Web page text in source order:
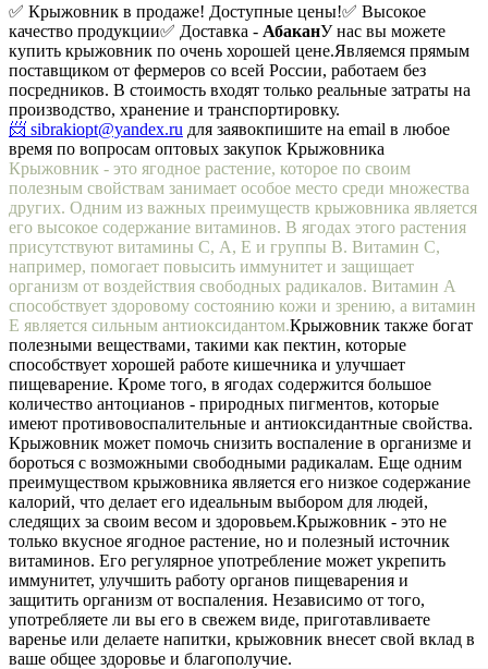
✅ Крыжовник в продаже! Доступные цены!✅ Высокое
качество продукции✅ Доставка - АбаканУ нас вы можете
купить крыжовник по очень хорошей цене.Являемся прямым
поставщиком от фермеров со всей России, работаем без
посредников. В стоимость входят только реальные затраты на
производство, хранение и транспортировку.
📨 sibrakiopt@yandex.ru для заявокпишите на email в любое
время по вопросам оптовых закупок Крыжовника
Крыжовник - это ягодное растение, которое по своим
полезным свойствам занимает особое место среди множества
других. Одним из важных преимуществ крыжовника является
его высокое содержание витаминов. В ягодах этого растения
присутствуют витамины С, А, Е и группы В. Витамин С,
например, помогает повысить иммунитет и защищает
организм от воздействия свободных радикалов. Витамин А
способствует здоровому состоянию кожи и зрению, а витамин
Е является сильным антиоксидантом.Крыжовник также богат
полезными веществами, такими как пектин, которые
способствует хорошей работе кишечника и улучшает
пищеварение. Кроме того, в ягодах содержится большое
количество антоцианов - природных пигментов, которые
имеют противовоспалительные и антиоксидантные свойства.
Крыжовник может помочь снизить воспаление в организме и
бороться с возможными свободными радикалам. Еще одним
преимуществом крыжовника является его низкое содержание
калорий, что делает его идеальным выбором для людей,
следящих за своим весом и здоровьем.Крыжовник - это не
только вкусное ягодное растение, но и полезный источник
витаминов. Его регулярное употребление может укрепить
иммунитет, улучшить работу органов пищеварения и
защитить организм от воспаления. Независимо от того,
употребляете ли вы его в свежем виде, приготавливаете
варенье или делаете напитки, крыжовник внесет свой вклад в
ваше общее здоровье и благополучие.